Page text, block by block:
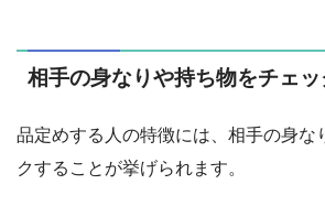
相手の身なりや持ち物をチェッ
品定めする人の特徴には、相手の身な
クすることが挙げられます。